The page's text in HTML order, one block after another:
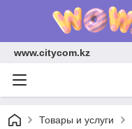
www.citycom.kz
Товары и услуги